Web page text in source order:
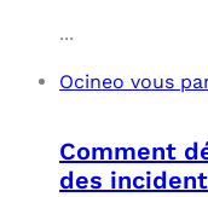
...
Ocineo vous
Comment
des